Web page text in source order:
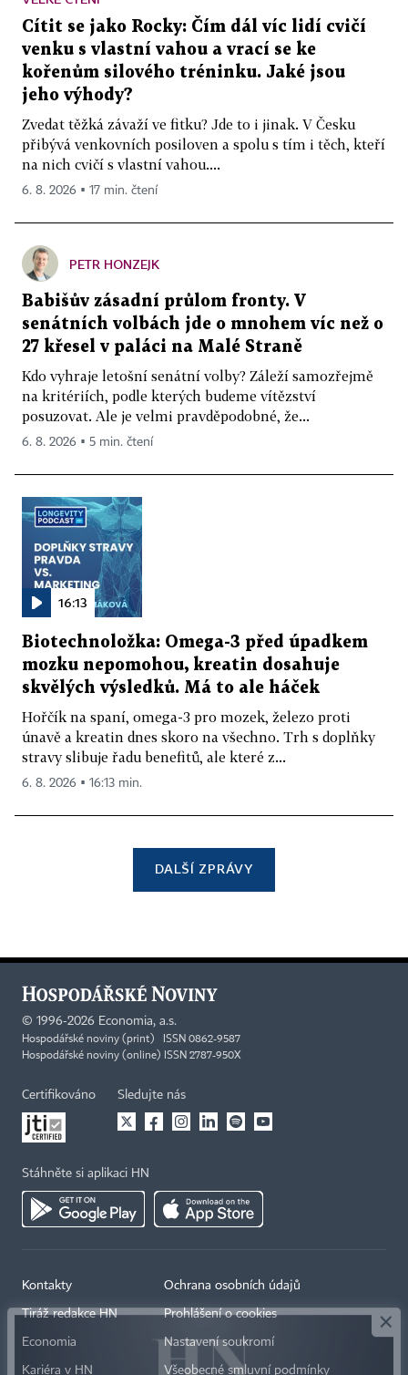
Cítit se jako Rocky: Čím dál víc lidí cvičí
venku s vlastní vahou a vrací se ke
kořenům silového tréninku. Jaké jsou
jeho výhody?
Zvedat těžká závaží ve fitku? Jde to i jinak. V Česku
přibývá venkovních posiloven a spolu s tím i těch, kteří
na nich cvičí s vlastní vahou....
6. 8. 2026 ▪ 17 min. čtení
PETR HONZEJK
Babišův zásadní průlom fronty. V
senátních volbách jde o mnohem víc než o
27 křesel v paláci na Malé Straně
Kdo vyhraje letošní senátní volby? Záleží samozřejmě
na kritériích, podle kterých budeme vítězství
posuzovat. Ale je velmi pravděpodobné, že...
6. 8. 2026 ▪ 5 min. čtení
16:13
Biotechnoložka: Omega-3 před úpadkem
mozku nepomohou, kreatin dosahuje
skvělých výsledků. Má to ale háček
Hořčík na spaní, omega-3 pro mozek, železo proti
únavě a kreatin dnes skoro na všechno. Trh s doplňky
stravy slibuje řadu benefitů, ale které z...
6. 8. 2026 ▪ 16:13 min.
DALŠÍ ZPRÁVY
© 1996-2026 Economia, a.s.
Hospodářské noviny (print) ISSN 0862-9587
Hospodářské noviny (online) ISSN 2787-950X
Certifikováno Sledujte nás
Stáhněte si aplikaci HN
Kontakty
Tiráž redakce HN
Economia
Kariéra v HN
Ochrana osobních údajů
Prohlášení o cookies
Nastavení soukromí
Všeobecné smluvní podmínky